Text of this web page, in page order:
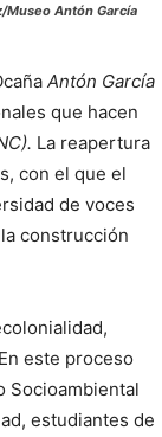
Museo Antón García
Antón García
que hacen
La reapertura
con el que el
de voces
construcción
este proceso
Socioambiental
estudiantes de